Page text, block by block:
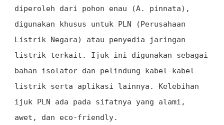
diperoleh dari pohon enau (A. pinnata),
digunakan khusus untuk PLN (Perusahaan
Listrik Negara) atau penyedia jaringan
listrik terkait. Ijuk ini digunakan sebagai
bahan isolator dan pelindung kabel-kabel
listrik serta aplikasi lainnya. Kelebihan
ijuk PLN ada pada sifatnya yang alami,
awet, dan eco-friendly.